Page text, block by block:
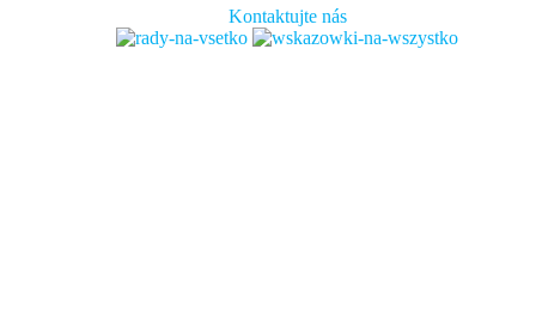
Kontaktujte nás